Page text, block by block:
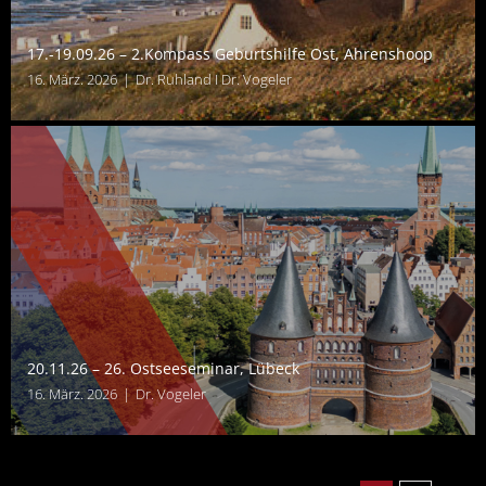
17.-19.09.26 – 2.Kompass Geburtshilfe Ost, Ahrenshoop
16. März. 2026 | Dr. Ruhland I Dr. Vogeler
20.11.26 – 26. Ostseeseminar, Lübeck
16. März. 2026 | Dr. Vogeler